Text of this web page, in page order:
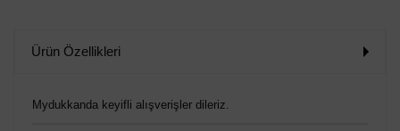
Ürün Özellikleri
Mydukkanda keyifli alışverişler dileriz.